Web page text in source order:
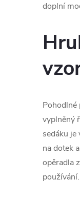
doplní
Pohodlné
vyplněný
sedáku
na dotek
opěradla
používání.